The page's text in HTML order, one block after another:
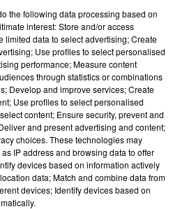
2024 à 12h40
20092024.mp3
the following data processing based on
interest: Store and/or access
limited data to select advertising; Create
Use profiles to select personalised
performance; Measure content
through statistics or combinations
Develop and improve services; Create
Use profiles to select personalised
content; Ensure security, prevent and
and present advertising and content;
choices. These technologies may
IP address and browsing data to offer
devices based on information actively
data; Match and combine data from
devices; Identify devices based on